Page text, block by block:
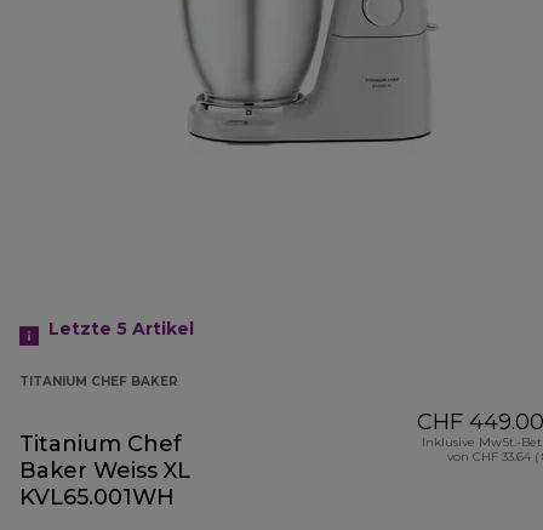
Letzte 5 Artikel
TITANIUM CHEF BAKER
Titanium Chef
Baker Weiss XL
KVL65.001WH
CHF 449.00
Inklusive MwSt.-
von CHF 33.64 (